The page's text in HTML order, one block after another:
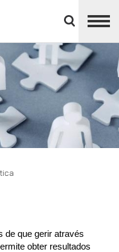
divisions
panel
de que gerir através
obter resultados